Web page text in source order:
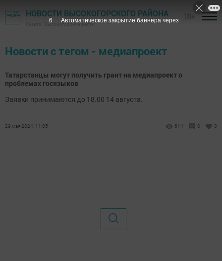
НОВОСТИ ВЫСОКОГОРСКОГО РАЙОНА
Газета "Высокогорские вести"
Новости с тегом - медиапроект
Татарстанцы могут получить грант на медиапроект о
проблемах госязыков
Заявки принимаются до 18.00 14 августа.
29 мая 2024, 11:05 614 0 0
6 Автоматическое закрытие баннера через